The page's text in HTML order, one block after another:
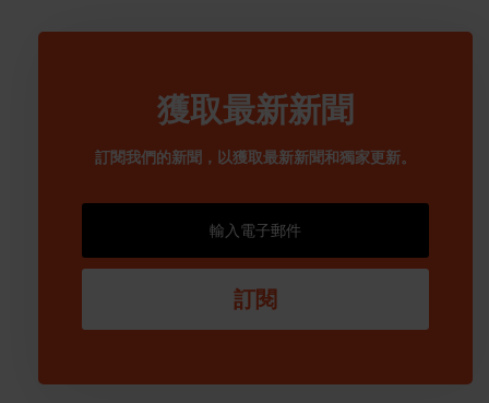
獲取最新新聞
訂閱我們的新聞，以獲取最新新聞和獨家更新。
訂閱